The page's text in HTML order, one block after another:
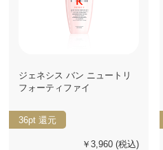
ジェネシス バン ニュートリ
フォーティファイ
36pt 還元
￥3,960 (税込)